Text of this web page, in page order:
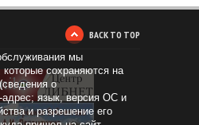
BACK TO TOP
мы
сохраняются на
о
язык, версия ОС и
и разрешение его